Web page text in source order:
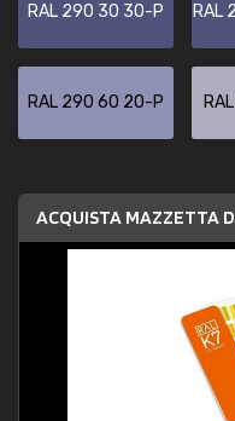
RAL 290 30 30-P RAL
RAL 290 60 20-P
ACQUISTA MAZZETTA